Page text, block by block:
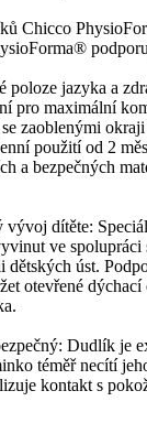
Chicco
poloze jazyka a
pro maximální
zaoblenými
použití od 2
a bezpečných
vývoj dítěte:
ve spolupráci
dětských úst.
otevřené
Dudlík je
téměř necítí
kontakt s